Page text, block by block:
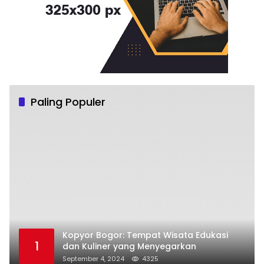
Paling Populer
1
Kopyor Bogor: Tempat Wisata Edukasi
dan Kuliner yang Menyegarkan
September 4, 2024 4325